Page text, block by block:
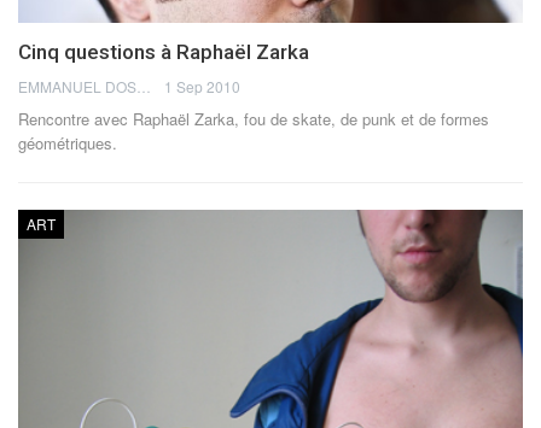
Cinq questions à Raphaël Zarka
1 Sep 2010
Rencontre avec Raphaël Zarka, fou de skate, de punk et de formes
géométriques.
ART